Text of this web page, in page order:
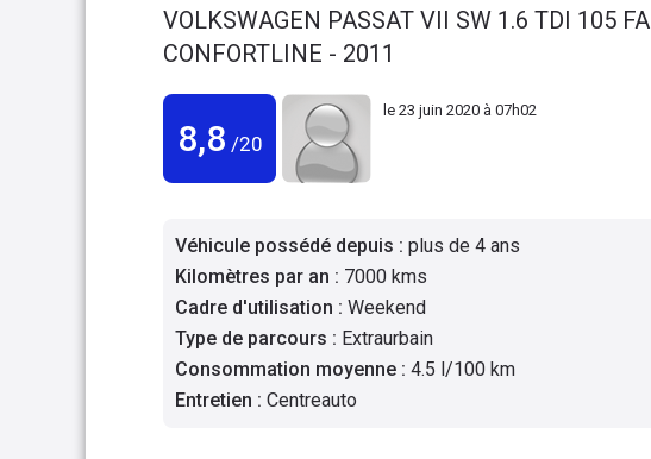
VOLKSWAGEN PASSAT VII SW 1.6 TDI 105
CONFORTLINE - 2011
8,8 /20
le 23 juin 2020 à 07h02
Véhicule possédé depuis : plus de 4 ans
Kilomètres par an : 7000 kms
Cadre d'utilisation : Weekend
Type de parcours : Extraurbain
Consommation moyenne : 4.5 l/100 km
Entretien : Centreauto